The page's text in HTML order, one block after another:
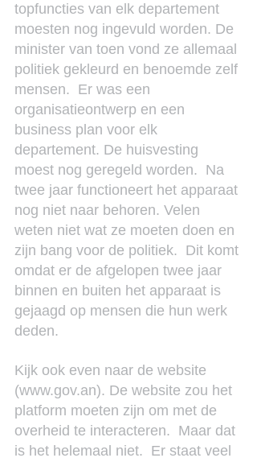
topfuncties van elk departement
moesten nog ingevuld worden. De
minister van toen vond ze allemaal
politiek gekleurd en benoemde zelf
mensen.  Er was een
organisatieontwerp en een
business plan voor elk
departement. De huisvesting
moest nog geregeld worden.  Na
twee jaar functioneert het apparaat
nog niet naar behoren. Velen
weten niet wat ze moeten doen en
zijn bang voor de politiek.  Dit komt
omdat er de afgelopen twee jaar
binnen en buiten het apparaat is
gejaagd op mensen die hun werk
deden.
Kijk ook even naar de website
(www.gov.an). De website zou het
platform moeten zijn om met de
overheid te interacteren.  Maar dat
is het helemaal niet.  Er staat veel